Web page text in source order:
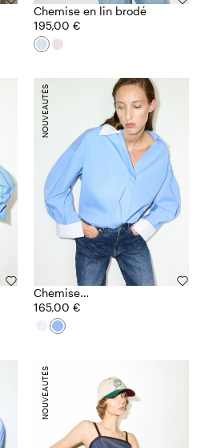
Chemise en lin brodé
195,00 €
Chemise
surdimensionnée en
popeline
165,00 €
NOUVEAUTÉS
NOUVEAUTÉS